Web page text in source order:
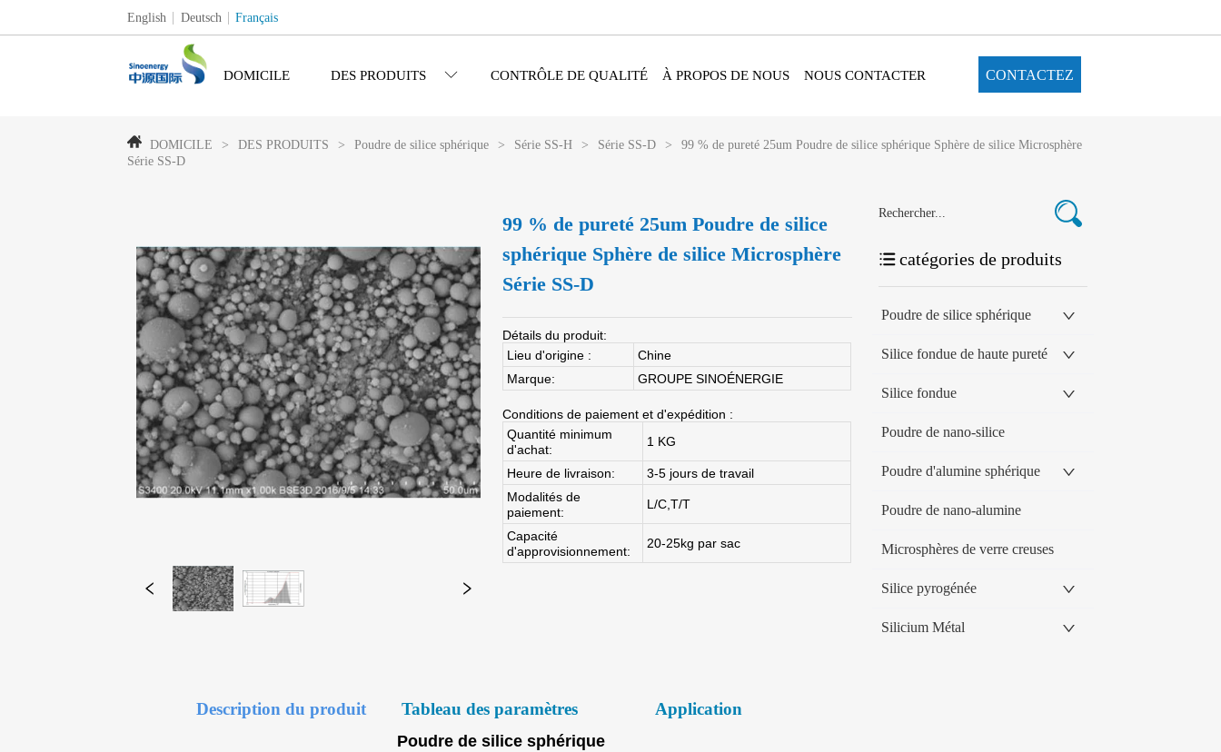
English Deutsch Français
DOMICILE DES PRODUITS CONTRÔLE DE QUALITÉ À PROPOS DE NOUS NOUS CONTACTER CONTACTEZ
DOMICILE > DES PRODUITS > Poudre de silice sphérique > Série SS-H > Série SS-D >
99 % de pureté 25um Poudre de silice sphérique Sphère de silice Microsphère
Série SS-D
99 % de pureté 25um Poudre de silice
sphérique Sphère de silice Microsphère
Série SS-D
Description du produit Tableau des paramètres Application
Poudre de silice sphérique
catégories de produits
Poudre de silice sphérique
Silice fondue de haute pureté
Silice fondue
Poudre de nano-silice
Poudre d'alumine sphérique
Poudre de nano-alumine
Microsphères de verre creuses
Silice pyrogénée
Silicium Métal